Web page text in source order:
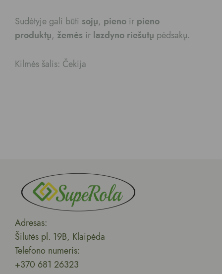
Sudėtyje gali būti sojų, pieno ir pieno
produktų, žemės ir lazdyno riešutų pėdsakų.
Kilmės šalis: Čekija
Adresas:
Šilutės pl. 19B, Klaipėda
Telefono numeris:
+370 681 26323